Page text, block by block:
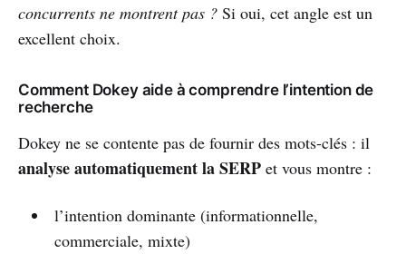
concurrents ne montrent pas ? Si oui, cet angle est un
excellent choix.
Comment Dokey aide à comprendre l’intention de
recherche
Dokey ne se contente pas de fournir des mots-clés : il
analyse automatiquement la SERP et vous montre :
l’intention dominante (informationnelle,
commerciale, mixte)